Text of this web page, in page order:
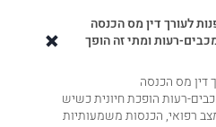
לעורך דין מס הכנסה
רעות ומתי זה הופך
דין מס הכנסה
רעות הופכת חיונית כשיש
רפואי, הכנסות משמעותיות